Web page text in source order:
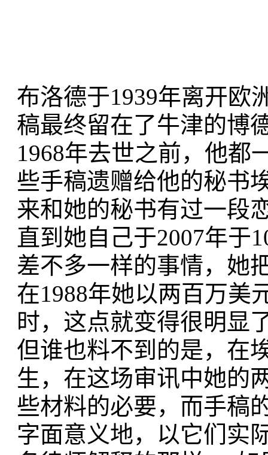
布洛德于1939年离开欧
稿最终留在了牛津的博
1968年去世之前，他都
些手稿遗赠给他的秘书
来和她的秘书有过一段
直到她自己于2007年于
差不多一样的事情，她
在1988年她以两百万美
时，这点就变得很明显
但谁也料不到的是，在
生，在这场审讯中她的
些材料的必要，而手稿
字面意义地，以它们实